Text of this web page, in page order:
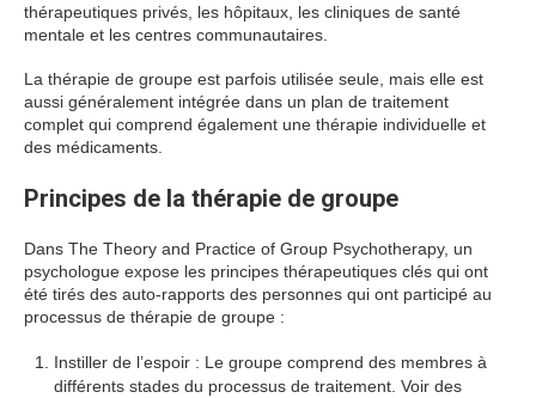
thérapeutiques privés, les hôpitaux, les cliniques de santé
mentale et les centres communautaires.
La thérapie de groupe est parfois utilisée seule, mais elle est
aussi généralement intégrée dans un plan de traitement
complet qui comprend également une thérapie individuelle et
des médicaments.
Principes de la thérapie de groupe
Dans The Theory and Practice of Group Psychotherapy, un
psychologue expose les principes thérapeutiques clés qui ont
été tirés des auto-rapports des personnes qui ont participé au
processus de thérapie de groupe :
Instiller de l’espoir : Le groupe comprend des membres à
différents stades du processus de traitement. Voir des